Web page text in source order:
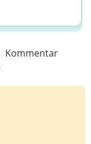
Kommentar